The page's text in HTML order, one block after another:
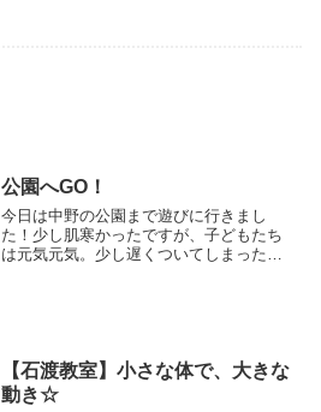
公園へGO！
今日は中野の公園まで遊びに行きまし
た！少し肌寒かったですが、子どもたち
は元気元気。少し遅くついてしまったた
【石渡教室】小さな体で、大きな
動き☆